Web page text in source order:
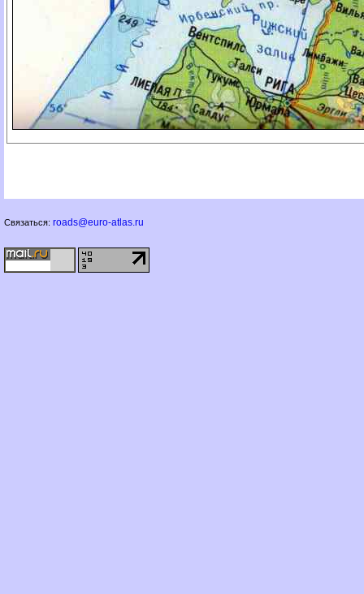
Связаться: roads@euro-atlas.ru